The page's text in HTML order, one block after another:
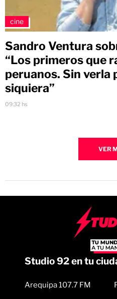
cine
Sandro Ventura
“Los primeros que
peruanos. Sin verla
siquiera”
09:32 hs
VER
Studio 92 en tu
Arequipa 107.7 FM